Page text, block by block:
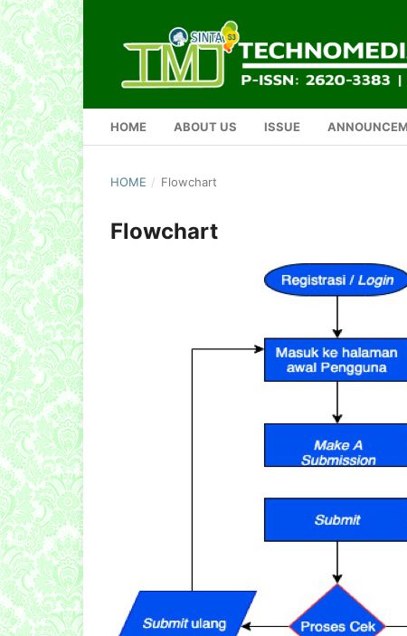
HOME ABOUT US ISSUE
HOME / Flowchart
Flowchart